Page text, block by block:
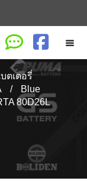
ตเตอรี่
/
Blue
80D26L